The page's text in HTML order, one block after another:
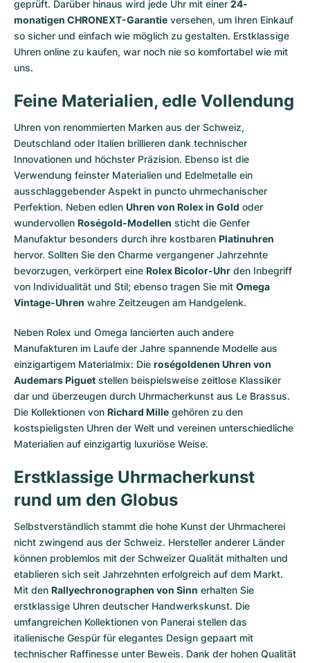
geprüft. Darüber hinaus wird jede Uhr mit einer 24-
monatigen CHRONEXT-Garantie versehen, um Ihren Einkauf
so sicher und einfach wie möglich zu gestalten. Erstklassige
Uhren online zu kaufen, war noch nie so komfortabel wie mit
uns.
Feine Materialien, edle Vollendung
Uhren von renommierten Marken aus der Schweiz,
Deutschland oder Italien brillieren dank technischer
Innovationen und höchster Präzision. Ebenso ist die
Verwendung feinster Materialien und Edelmetalle ein
ausschlaggebender Aspekt in puncto uhrmechanischer
Perfektion. Neben edlen Uhren von Rolex in Gold oder
wundervollen Roségold-Modellen sticht die Genfer
Manufaktur besonders durch ihre kostbaren Platinuhren
hervor. Sollten Sie den Charme vergangener Jahrzehnte
bevorzugen, verkörpert eine Rolex Bicolor-Uhr den Inbegriff
von Individualität und Stil; ebenso tragen Sie mit Omega
Vintage-Uhren wahre Zeitzeugen am Handgelenk.
Neben Rolex und Omega lancierten auch andere
Manufakturen im Laufe der Jahre spannende Modelle aus
einzigartigem Materialmix: Die roségoldenen Uhren von
Audemars Piguet stellen beispielsweise zeitlose Klassiker
dar und überzeugen durch Uhrmacherkunst aus Le Brassus.
Die Kollektionen von Richard Mille gehören zu den
kostspieligsten Uhren der Welt und vereinen unterschiedliche
Materialien auf einzigartig luxuriöse Weise.
Erstklassige Uhrmacherkunst
rund um den Globus
Selbstverständlich stammt die hohe Kunst der Uhrmacherei
nicht zwingend aus der Schweiz. Hersteller anderer Länder
können problemlos mit der Schweizer Qualität mithalten und
etablieren sich seit Jahrzehnten erfolgreich auf dem Markt.
Mit den Rallyechronographen von Sinn erhalten Sie
erstklassige Uhren deutscher Handwerkskunst. Die
umfangreichen Kollektionen von Panerai stellen das
italienische Gespür für elegantes Design gepaart mit
technischer Raffinesse unter Beweis. Dank der hohen Qualität